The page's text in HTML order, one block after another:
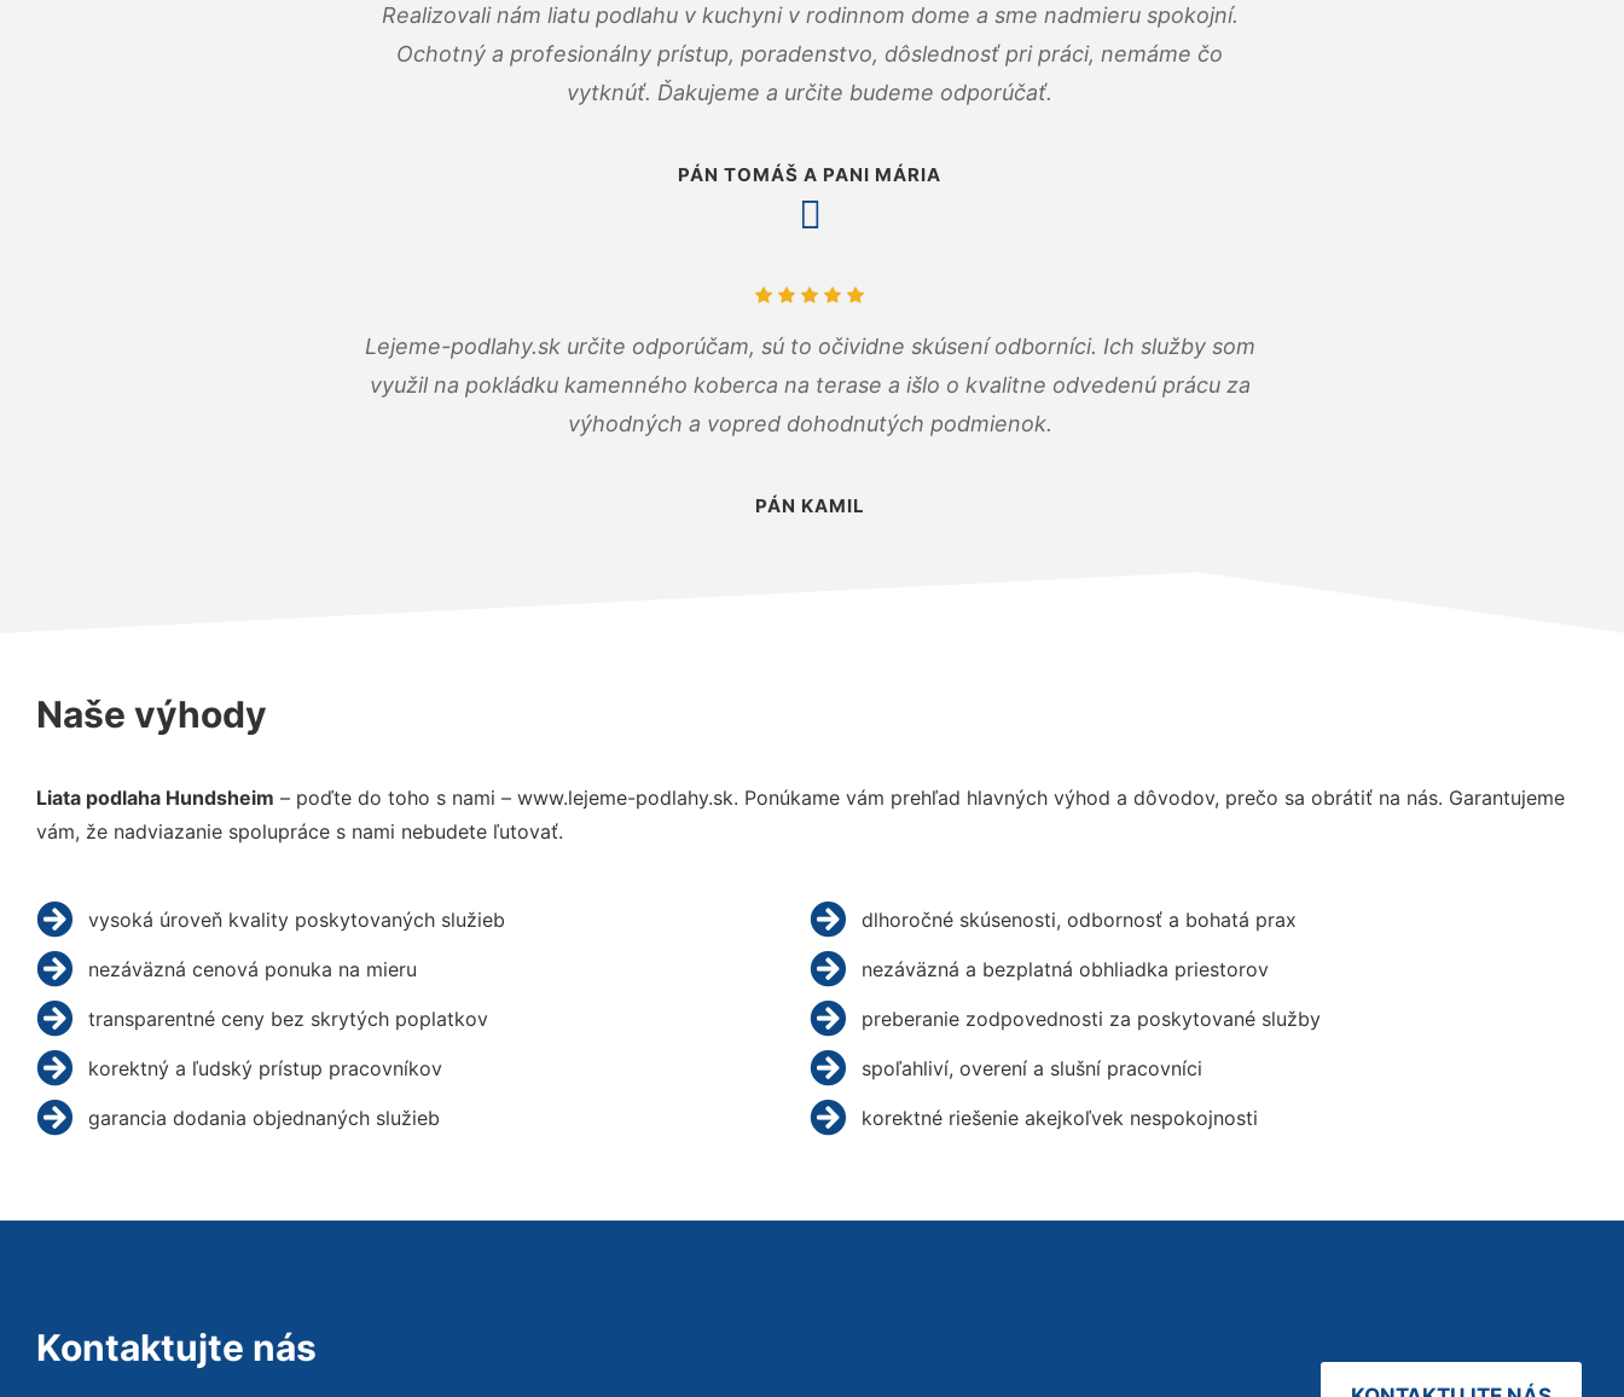
Realizovali nám liatu podlahu v kuchyni v rodinnom dome a sme nadmieru spokojní.
Ochotný a profesionálny prístup, poradenstvo, dôslednosť pri práci, nemáme čo
vytknúť. Ďakujeme a určite budeme odporúčať.
PÁN TOMÁŠ A PANI MÁRIA
Lejeme-podlahy.sk určite odporúčam, sú to očividne skúsení odborníci. Ich služby som
využil na pokládku kamenného koberca na terase a išlo o kvalitne odvedenú prácu za
výhodných a vopred dohodnutých podmienok.
PÁN KAMIL
Naše výhody
Liata podlaha Hundsheim – poďte do toho s nami – www.lejeme-podlahy.sk. Ponúkame vám prehľad hlavných výhod a dôvodov, prečo sa obrátiť na nás. Garantujeme
vám, že nadviazanie spolupráce s nami nebudete ľutovať.
vysoká úroveň kvality poskytovaných služieb
nezáväzná cenová ponuka na mieru
transparentné ceny bez skrytých poplatkov
korektný a ľudský prístup pracovníkov
garancia dodania objednaných služieb
dlhoročné skúsenosti, odbornosť a bohatá prax
nezáväzná a bezplatná obhliadka priestorov
preberanie zodpovednosti za poskytované služby
spoľahliví, overení a slušní pracovníci
korektné riešenie akejkoľvek nespokojnosti
Kontaktujte nás